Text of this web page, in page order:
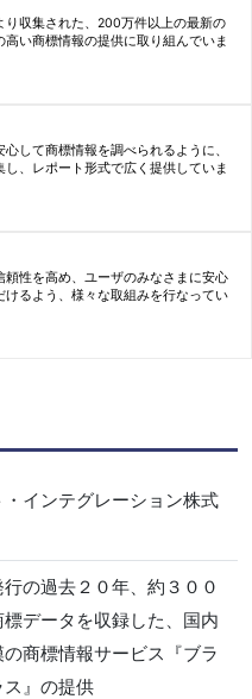
り収集された、200万件以上の最新の
い商標情報の提供に取り組んでいま
して商標情報を調べられるように、
、レポート形式で広く提供していま
頼性を高め、ユーザのみなさまに安心
けるよう、様々な取組みを行なってい
インテグレーション株式
の過去２０年、約３００
データを収録した、国内
商標情報サービス『ブラ
ス』の提供